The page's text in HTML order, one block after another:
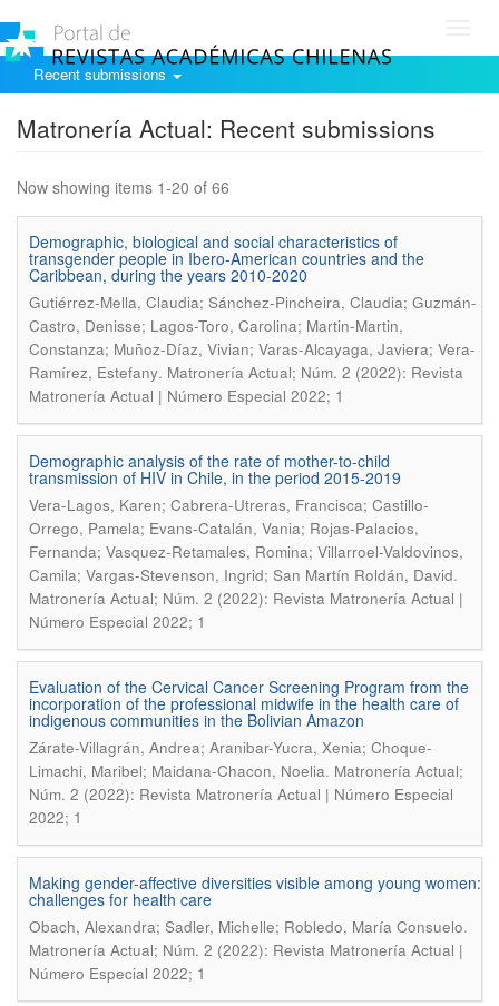
Recent submissions
Matronería Actual: Recent submissions
Now showing items 1-20 of 66
Demographic, biological and social characteristics of
transgender people in Ibero-American countries and the
Caribbean, during the years 2010-2020
Gutiérrez-Mella, Claudia; Sánchez-Pincheira, Claudia; Guzmán-
Castro, Denisse; Lagos-Toro, Carolina; Martin-Martin,
Constanza; Muñoz-Díaz, Vivian; Varas-Alcayaga, Javiera; Vera-
Ramírez, Estefany. Matronería Actual; Núm. 2 (2022): Revista
Matronería Actual | Número Especial 2022; 1
Demographic analysis of the rate of mother-to-child
transmission of HIV in Chile, in the period 2015-2019
Vera-Lagos, Karen; Cabrera-Utreras, Francisca; Castillo-
Orrego, Pamela; Evans-Catalán, Vania; Rojas-Palacios,
Fernanda; Vasquez-Retamales, Romina; Villarroel-Valdovinos,
Camila; Vargas-Stevenson, Ingrid; San Martín Roldán, David.
Matronería Actual; Núm. 2 (2022): Revista Matronería Actual |
Número Especial 2022; 1
Evaluation of the Cervical Cancer Screening Program from the
incorporation of the professional midwife in the health care of
indigenous communities in the Bolivian Amazon
Zárate-Villagrán, Andrea; Aranibar-Yucra, Xenia; Choque-
Limachi, Maribel; Maidana-Chacon, Noelia. Matronería Actual;
Núm. 2 (2022): Revista Matronería Actual | Número Especial
2022; 1
Making gender-affective diversities visible among young women:
challenges for health care
Obach, Alexandra; Sadler, Michelle; Robledo, María Consuelo.
Matronería Actual; Núm. 2 (2022): Revista Matronería Actual |
Número Especial 2022; 1